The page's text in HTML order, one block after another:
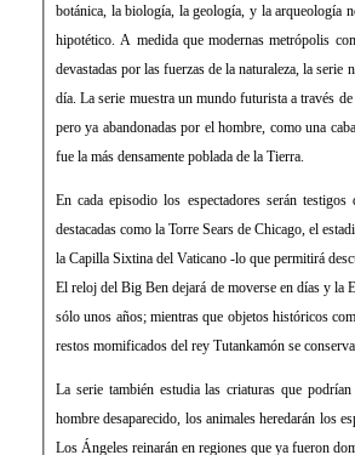
botánica, la biología, la geología, y la arqueología
hipotético. A medida que modernas metrópolis
devastadas por las fuerzas de la naturaleza, la
día. La serie muestra un mundo futurista a través
pero ya abandonadas por el hombre, como una
fue la más densamente poblada de la Tierra.
En cada episodio los espectadores serán
destacadas como la Torre Sears de Chicago, el
la Capilla Sixtina del Vaticano -lo que permitirá
El reloj del Big Ben dejará de moverse en días y la
sólo unos años; mientras que objetos históricos
restos momificados del rey Tutankamón se
La serie también estudia las criaturas que
hombre desaparecido, los animales heredarán los
Los Ángeles reinarán en regiones que ya fueron